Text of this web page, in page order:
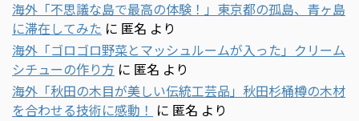
海外「不思議な島で最高の体験！」東京都の孤島、青ヶ島
に滞在してみた に 匿名 より
海外「ゴロゴロ野菜とマッシュルームが入った」クリーム
シチューの作り方 に 匿名 より
海外「秋田の木目が美しい伝統工芸品」秋田杉桶樽の木材
を合わせる技術に感動！ に 匿名 より